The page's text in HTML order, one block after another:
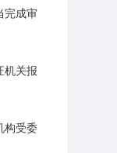
完成审
机关报
构受委